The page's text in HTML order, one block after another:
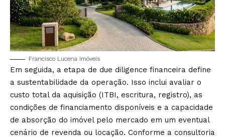
Francisco Lucena Imóveis
Em seguida, a etapa de due diligence financeira define
a sustentabilidade da operação. Isso inclui avaliar o
custo total da aquisição (ITBI, escritura, registro), as
condições de financiamento disponíveis e a capacidade
de absorção do imóvel pelo mercado em um eventual
cenário de revenda ou locação. Conforme a consultoria